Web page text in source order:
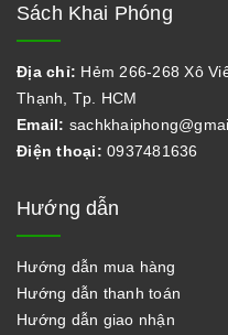
Sách Khai Phóng
Địa chỉ: Hẻm 266-268 Xô
Thạnh, Tp. HCM
Email:
Điện thoại: 0937481636
Hướng dẫn
Hướng dẫn mua hàng
Hướng dẫn thanh toán
Hướng dẫn giao nhận